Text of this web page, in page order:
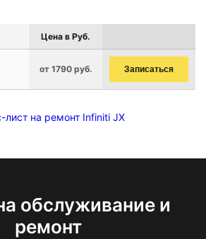
Цена в Руб.
от 1790 руб. Записаться
лист на ремонт Infiniti JX
обслуживание и
ремонт